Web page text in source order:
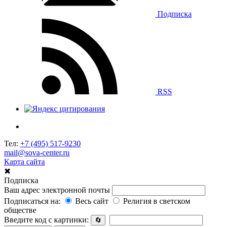
Подписка
RSS
Тел: +7 (495) 517-9230
mail@sova-center.ru
Карта сайта
✖
Подписка
Ваш адрес электронной почты
Подписаться на:
Весь сайт
Религия в светском
обществе
Введите код с картинки:
🔄